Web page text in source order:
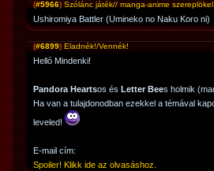
(#5966) Szólánc játék// manga-anime szereplökel
Ushiromiya Battler (Umineko no Naku Koro ni)
(#6899) Eladnék!/Vennék!
Helló Mindenki!
Pandora Heartsos és Letter Bees holmik
Ha van a tulajdonodban ezekkel a témával
leveled!
E-mail cím:
Spoiler! Klikk ide az olvasáshoz.